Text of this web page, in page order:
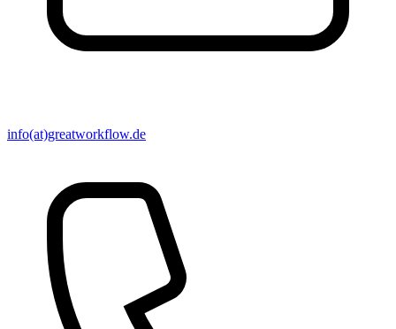
info(at)greatworkflow.de